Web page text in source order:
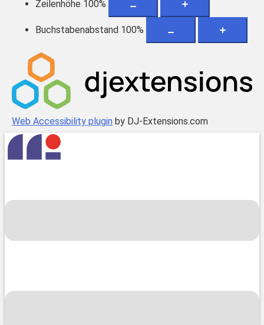
Zeilenhöhe 100%
Buchstabenabstand 100%
Web Accessibility plugin by DJ-Extensions.com
Zum